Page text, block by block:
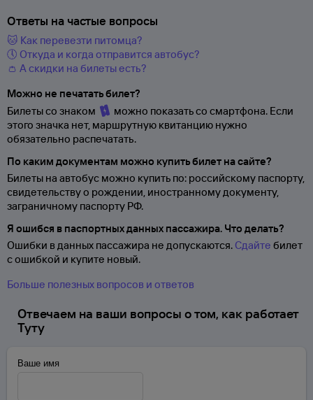
Ответы на частые вопросы
🐱 Как перевезти питомца?
🕔 Откуда и когда отправится автобус?
👛 А скидки на билеты есть?
Можно не печатать билет?
Билеты со знаком
можно показать со смартфона. Если
этого значка нет, маршрутную квитанцию нужно
обязательно распечатать.
По каким документам можно купить билет на сайте?
Билеты на автобус можно купить по: российскому паспорту,
свидетельству о рождении, иностранному документу,
заграничному паспорту РФ.
Я ошибся в паспортных данных пассажира. Что делать?
Ошибки в данных пассажира не допускаются. Сдайте билет
с ошибкой и купите новый.
Больше полезных вопросов и ответов
Отвечаем на ваши вопросы о том, как работает
Туту
Ваше имя